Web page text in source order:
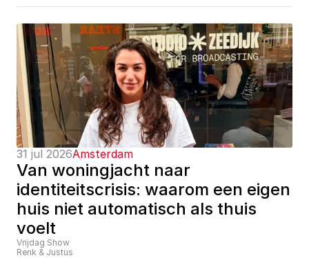
31 jul 2026Amsterdam
Van woningjacht naar
identiteitscrisis: waarom een eigen
huis niet automatisch als thuis
voelt
Vrijdag Show
Renk & Justus